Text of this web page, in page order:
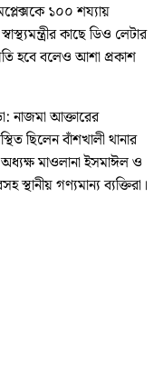
১০০ শয্যায়
কাছে ডিও লেটার
হবে বলেও আশা প্রকাশ
নাজমা আক্তারের
ছিলেন বাঁশখালী থানার
মাওলানা ইসমাঈল ও
গণ্যমান্য ব্যক্তিরা।